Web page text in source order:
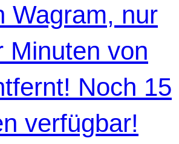
Wagram, nur
Minuten von
Noch 15
verfügbar!